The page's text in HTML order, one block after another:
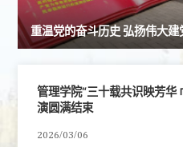
重温党的奋斗历史 弘扬伟大建
管理学院“三十载共识映芳华
演圆满结束
2026/03/06